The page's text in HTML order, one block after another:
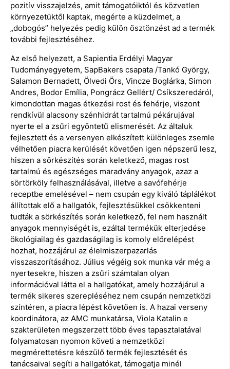
pozitív visszajelzés, amit támogatóiktól és közvetlen
környezetüktől kaptak, megérte a küzdelmet, a
„dobogós” helyezés pedig külön ösztönzést ad a termék
további fejlesztéséhez.
Az első helyezett, a Sapientia Erdélyi Magyar
Tudományegyetem, SapBakers csapata /Tankó György,
Salamon Bernadett, Ölvedi Örs, Vincze Boglárka, Simon
Andres, Bodor Emília, Pongrácz Gellért/ Csíkszeredáról,
kimondottan magas étkezési rost és fehérje, viszont
rendkívül alacsony szénhidrát tartalmú pékárujával
nyerte el a zsűri egyöntetű elismerését. Az általuk
fejlesztett és a versenyen elkészített különleges zsemle
vélhetően piacra kerülését követően igen népszerű lesz,
hiszen a sörkészítés során keletkező, magas rost
tartalmú és egészséges maradvány anyagok, azaz a
sörtörköly felhasználásával, illetve a savófehérje
receptbe emelésével – nem csupán egy kiváló táplálékot
állítottak elő a hallgatók, fejlesztésükkel csökkenteni
tudták a sörkészítés során keletkező, fel nem használt
anyagok mennyiségét is, ezáltal termékük elterjedése
ökológiailag és gazdaságilag is komoly előrelépést
hozhat, hozzájárul az élelmiszerpazarlás
visszaszorításához. Július végéig sok munka vár még a
nyertesekre, hiszen a zsűri számtalan olyan
információval látta el a hallgatókat, amely hozzájárul a
termék sikeres szerepléséhez nem csupán nemzetközi
színtéren, a piacra lépést követően is. A hazai verseny
koordinátora, az AMC munkatársa, Viola Katalin e
szakterületen megszerzett több éves tapasztalatával
folyamatosan nyomon követi a nemzetközi
megmérettetésre készülő termék fejlesztését és
tanácsaival segíti a hallgatókat, támogatja minél